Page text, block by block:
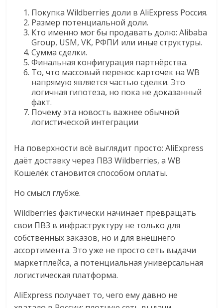
Покупка Wildberries доли в AliExpress Россия.
Размер потенциальной доли.
Кто именно мог бы продавать долю: Alibaba
Group, USM, VK, РФПИ или иные структуры.
Сумма сделки.
Финальная конфигурация партнёрства.
То, что массовый перенос карточек на WB
напрямую является частью сделки. Это
логичная гипотеза, но пока не доказанный
факт.
Почему эта новость важнее обычной
логистической интеграции
На поверхности всё выглядит просто: AliExpress
даёт доставку через ПВЗ Wildberries, а WB
Кошелёк становится способом оплаты.
Но смысл глубже.
Wildberries фактически начинает превращать
свои ПВЗ в инфраструктуру не только для
собственных заказов, но и для внешнего
ассортимента. Это уже не просто сеть выдачи
маркетплейса, а потенциальная универсальная
логистическая платформа.
AliExpress получает то, чего ему давно не